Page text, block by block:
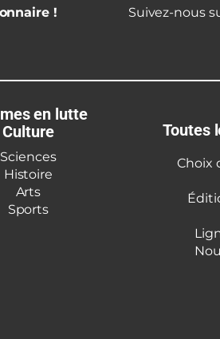
! Suivez-nous
en lutte
Culture
Sciences
Histoire
Arts
Sports
Toutes
Choix